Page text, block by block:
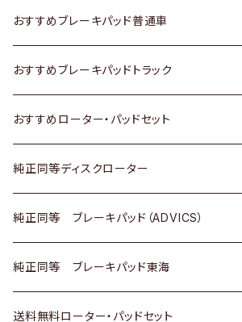
日産
いすゞ
ダイハツ
マツダ
三菱
スバル
日野
スズキ
日産
いすゞ
ダイハツ
マツダ
三菱
日野
スズキ
日産
いすゞ
ダイハツ
三菱
日野
三菱ふそう
トヨタ
ホンダ
スズキ
日産
ダイハツ
マツダ
三菱
おすすめブレーキパッド普通車
トヨタ
ホンダ
スズキ
日産
いすゞ
ダイハツ
おすすめブレーキパッドトラック
トヨタ
日産
いすゞ
ダイハツ
マツダ
おすすめローター・パッドセット
トヨタ
ホンダ
スズキ
日産
純正同等ディスクローター
トヨタ
ホンダ
スズキ
純正同等 ブレーキパッド（ADVICS）
トヨタ
ホンダ
純正同等 ブレーキパッド東海
トヨタ
送料無料ローター・パッドセット